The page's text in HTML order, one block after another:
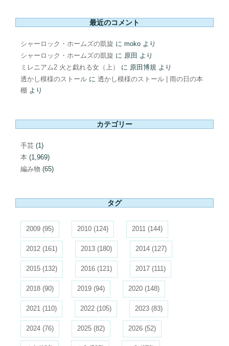
最近のコメント
シャーロック・ホームズの凱旋 に moko より
シャーロック・ホームズの凱旋 に 原田 より
ミレニアム2 火と戯れる女（上）
に 原田博規 より
透かし模様のストール に 透かし模様のストール | 雨の日の本
棚 より
カテゴリー
手芸 (1)
本 (1,969)
編み物 (65)
タグ
2009 (95) 2010 (124) 2011 (144)
2012 (161) 2013 (180) 2014 (127)
2015 (132) 2016 (121) 2017 (111)
2018 (90) 2019 (94) 2020 (148)
2021 (110) 2022 (105) 2023 (83)
2024 (76) 2025 (82) 2026 (52)